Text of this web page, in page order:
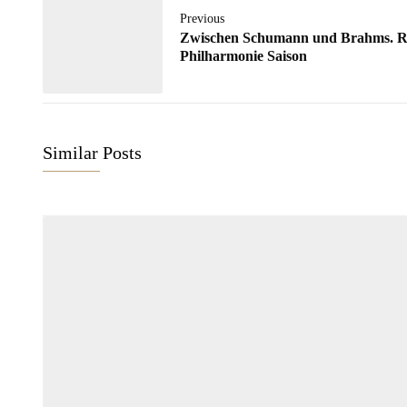
Previous
Zwischen Schumann und Brahms.
Philharmonie Saison
Similar Posts